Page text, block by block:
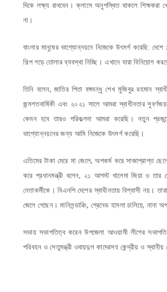
দিকে লক্ষ্য রাখবেন। ক্লাসে অনুপস্থিত থাকলে
না।
বাংলার মানুষের ভাগ্যোন্নয়নে নিজেকে উৎসর্গ করেছি:
শিল্প গড়ে তোলার ব্যবস্থা নিচ্ছি। এখানে যারা
তিনি বলেন, জাতির পিতা বঙ্গবন্ধু শেখ মুজিবুর রহমান
জন্মশতবার্ষিকী এবং ২০২১ সালে আমরা স্বাধীনতার
কেমন হবে তারও পরিকল্পনা আমরা করেছি। নতুন
ভাগ্যোন্নয়নের জন্য আমি নিজেকে উৎসর্গ করেছি।
এতিমের টাকা মেরে মা জেলে, অপকর্ম করে সাজাপ্রাপ্ত
করে প্রধানমন্ত্রী বলেন, ২১ আগস্ট খালেদা জিয়া ও
নেতাকর্মীকে। বিএনপি দেশের স্বাধীনতায় বিশ্বাসী নয়।
জেলে গেছেন। মানিলন্ডারিং, গ্রেনেড হামলা চালিয়ে,
সভায় সভাপতিত্ব করেন উপজেলা আওয়ামী লীগের
পরিবহন ও সেতুমন্ত্রী ওবায়দুল কাদেরসহ কেন্দ্রীয় ও স্থানীয়